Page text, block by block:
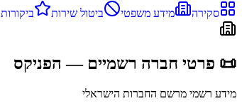
סקירה
מידע משפטי ביטול שירות ביקורות
📜 פרטי חברה רשמיים — הפניקס
מידע רשמי מרשם החברות הישראלי